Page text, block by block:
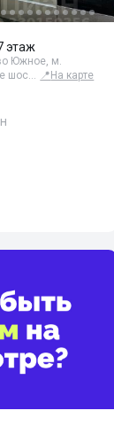
этаж
Южное, м.
шос… 📍 На карте